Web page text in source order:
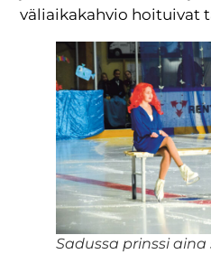
väliaikakahvio hoituivat
Sadussa prinssi aina